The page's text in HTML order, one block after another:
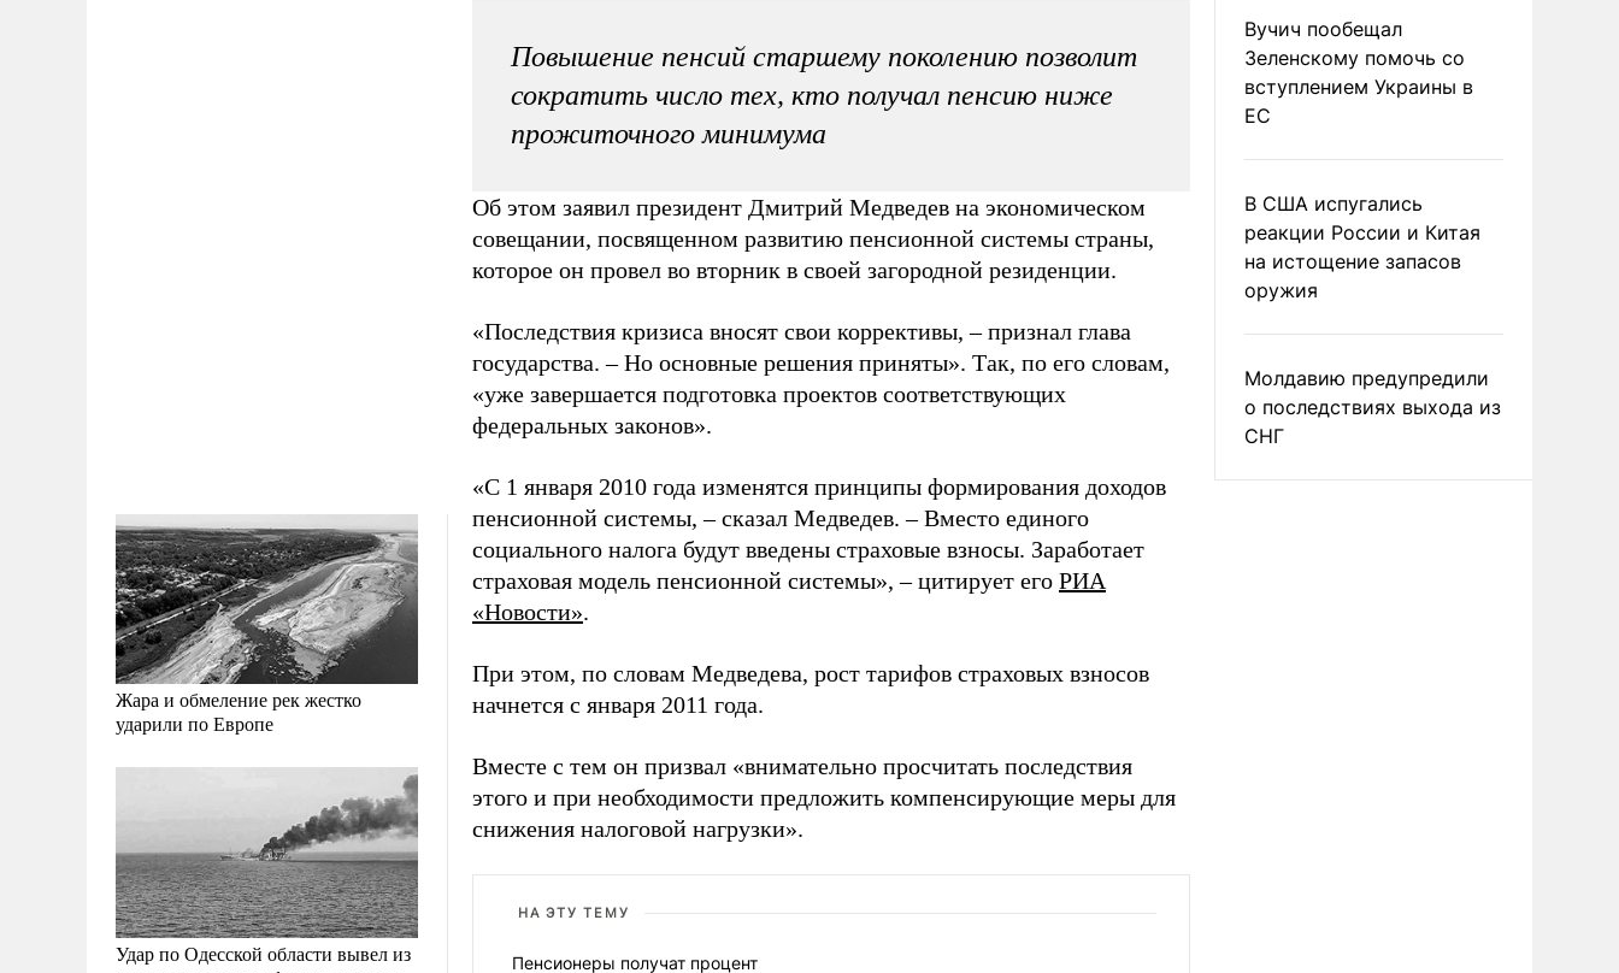
Жара и обмеление рек жестко
ударили по Европе
Удар по Одесской области вывел из
Повышение пенсий старшему поколению позволит
сократить число тех, кто получал пенсию ниже
прожиточного минимума
Об этом заявил президент Дмитрий Медведев на экономическом
совещании, посвященном развитию пенсионной системы страны,
которое он провел во вторник в своей загородной резиденции.
«Последствия кризиса вносят свои коррективы, – признал глава
государства. – Но основные решения приняты». Так, по его словам,
«уже завершается подготовка проектов соответствующих
федеральных законов».
«С 1 января 2010 года изменятся принципы формирования доходов
пенсионной системы, – сказал Медведев. – Вместо единого
социального налога будут введены страховые взносы. Заработает
страховая модель пенсионной системы», – цитирует его РИА
«Новости».
При этом, по словам Медведева, рост тарифов страховых взносов
начнется с января 2011 года.
Вместе с тем он призвал «внимательно просчитать последствия
этого и при необходимости предложить компенсирующие меры для
снижения налоговой нагрузки».
НА ЭТУ ТЕМУ
Пенсионеры получат процент
Вучич пообещал
Зеленскому помочь со
вступлением Украины в
ЕС
В США испугались
реакции России и Китая
на истощение запасов
оружия
Молдавию предупредили
о последствиях выхода из
СНГ